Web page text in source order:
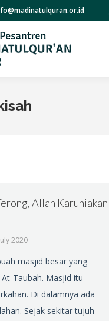
Allah Karuniakan
2020
masjid besar yang
At-Taubah. Masjid itu
Di dalamnya ada
Sejak sekitar tujuh